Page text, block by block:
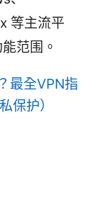
等主流平
范围。
最全VPN指
保护）